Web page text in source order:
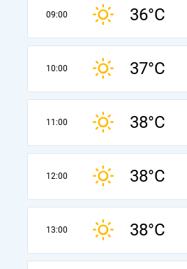
09:00 36°C
10:00 37°C
11:00 38°C
12:00 38°C
13:00 38°C